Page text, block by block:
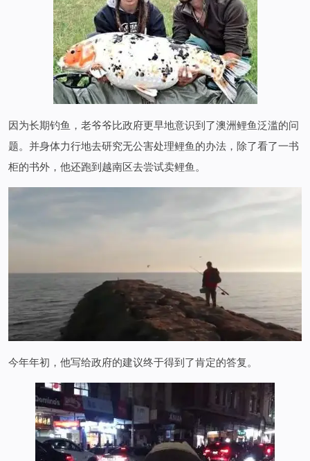
因为长期钓鱼，老爷爷比政府更早地意识到了澳洲鲤鱼泛滥的问
题。并身体力行地去研究无公害处理鲤鱼的办法，除了看了一书
柜的书外，他还跑到越南区去尝试卖鲤鱼。
今年年初，他写给政府的建议终于得到了肯定的答复。